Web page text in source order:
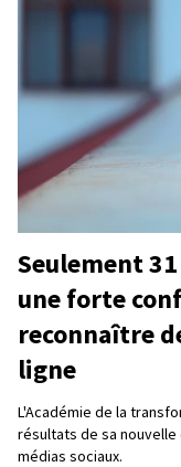
Seulement
une forte
reconnaître
ligne
L'Académie de la
résultats de sa nouvelle
médias sociaux.